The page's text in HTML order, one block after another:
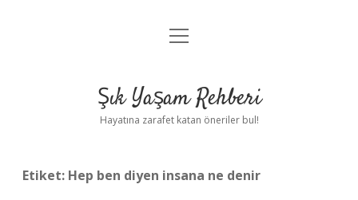
Anasayfa
Yasal Uyarı
menüyü
Şık Yaşam Rehberi
Hayatına zarafet katan öneriler bul!
Etiket: Hep ben diyen insana ne denir